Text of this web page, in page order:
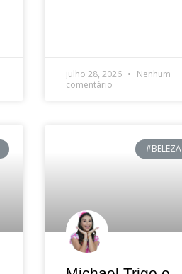
julho 28, 2026
Nenhum
comentário
#BELEZA